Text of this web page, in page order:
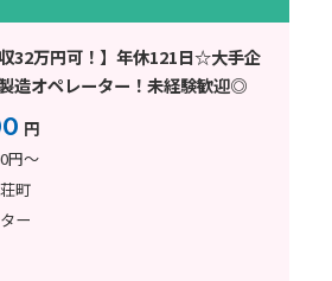
収32万円可！】年休121日☆大手企
造オペレーター！未経験歓迎◎
円
円～
町
ー